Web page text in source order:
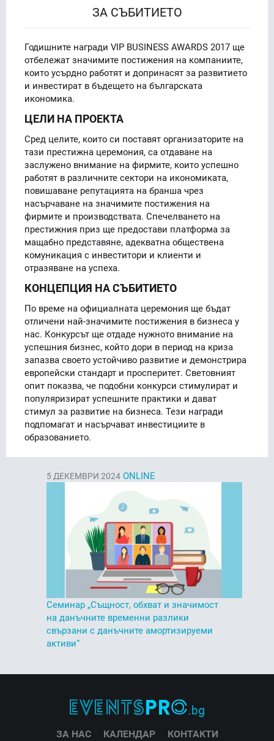
ЗА СЪБИТИЕТО
Годишните награди VIP BUSINESS AWARDS 2017 ще
отбележат значимите постижения на компаниите,
които усърдно работят и допринасят за развитието
и инвестират в бъдещето на българската
икономика.
ЦЕЛИ НА ПРОЕКТА
Сред целите, които си поставят организаторите на
тази престижна церемония, са отдаване на
заслужено внимание на фирмите, които успешно
работят в различните сектори на икономиката,
повишаване репутацията на бранша чрез
насърчаване на значимите постижения на
фирмите и производствата. Спечелването на
престижния приз ще предостави платформа за
мащабно представяне, адекватна обществена
комуникация с инвеститори и клиенти и
отразяване на успеха.
КОНЦЕПЦИЯ НА СЪБИТИЕТО
По време на официалната церемония ще бъдат
отличени най-значимите постижения в бизнеса у
нас. Конкурсът ще отдаде нужното внимание на
успешния бизнес, който дори в период на криза
запазва своето устойчиво развитие и демонстрира
европейски стандарт и просперитет. Световният
опит показва, че подобни конкурси стимулират и
популяризират успешните практики и дават
стимул за развитие на бизнеса. Тези награди
подпомагат и насърчават инвестициите в
образованието.
5 ДЕКЕМВРИ 2024 ONLINE
Семинар „Същност, обхват и значимост
на данъчните временни разлики
свързани с данъчните амортизируеми
активи“
ЗА НАС КАЛЕНДАР КОНТАКТИ